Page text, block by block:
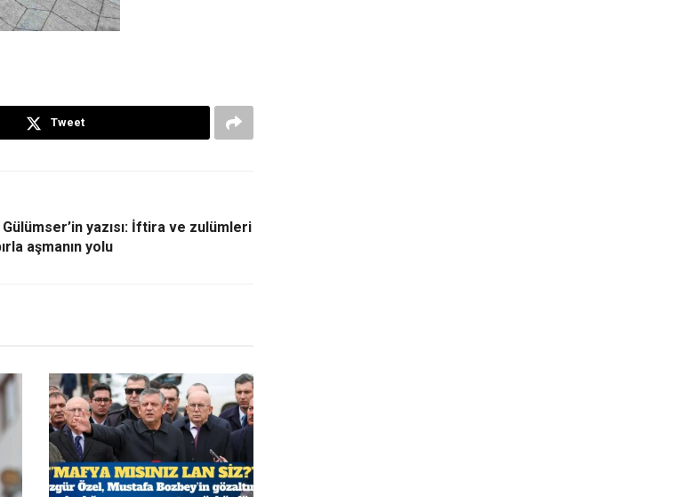
Tweet
yazısı: İftira ve zulümleri
aşmanın yolu